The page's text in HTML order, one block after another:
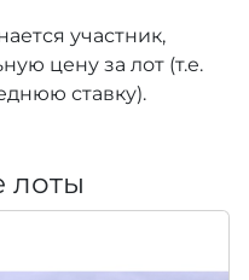
участник,
цену за лот (т.е.
ставку).
лоты